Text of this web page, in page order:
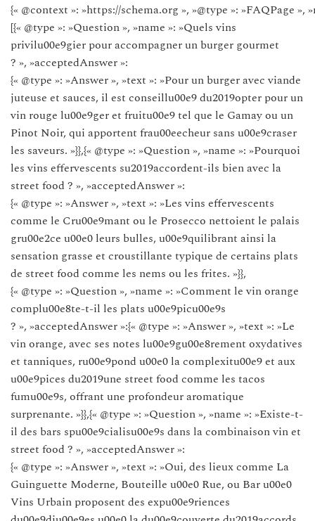
{« @context »: »https://schema.org », »@type »: »FAQPage »,
[{« @type »: »Question », »name »: »Quels vins
privilu00e9gier pour accompagner un burger gourmet
? », »acceptedAnswer »:
{« @type »: »Answer », »text »: »Pour un burger avec viande
juteuse et sauces, il est conseillu00e9 du2019opter pour un
vin rouge lu00e9ger et fruitu00e9 tel que le Gamay ou un
Pinot Noir, qui apportent frau00eecheur sans u00e9craser
les saveurs. »}},{« @type »: »Question », »name »: »Pourquoi
les vins effervescents su2019accordent-ils bien avec la
street food ? », »acceptedAnswer »:
{« @type »: »Answer », »text »: »Les vins effervescents
comme le Cru00e9mant ou le Prosecco nettoient le palais
gru00e2ce u00e0 leurs bulles, u00e9quilibrant ainsi la
sensation grasse et croustillante typique de certains plats
de street food comme les nems ou les frites. »}},
{« @type »: »Question », »name »: »Comment le vin orange
complu00e8te-t-il les plats u00e9picu00e9s
? », »acceptedAnswer »:{« @type »: »Answer », »text »: »Le
vin orange, avec ses notes lu00e9gu00e8rement oxydatives
et tanniques, ru00e9pond u00e0 la complexitu00e9 et aux
u00e9pices du2019une street food comme les tacos
fumu00e9s, offrant une profondeur aromatique
surprenante. »}},{« @type »: »Question », »name »: »Existe-t-
il des bars spu00e9cialisu00e9s dans la combinaison vin et
street food ? », »acceptedAnswer »:
{« @type »: »Answer », »text »: »Oui, des lieux comme La
Guinguette Moderne, Bouteille u00e0 Rue, ou Bar u00e0
Vins Urbain proposent des expu00e9riences